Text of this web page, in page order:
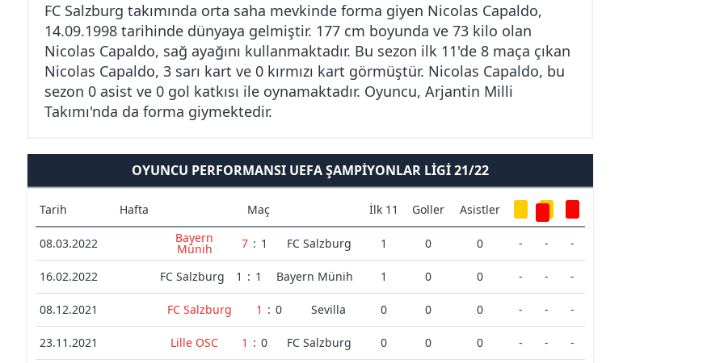
FC Salzburg takımında orta saha mevkinde forma giyen Nicolas Capaldo,
14.09.1998 tarihinde dünyaya gelmiştir. 177 cm boyunda ve 73 kilo olan
Nicolas Capaldo, sağ ayağını kullanmaktadır. Bu sezon ilk 11'de 8 maça çıkan
Nicolas Capaldo, 3 sarı kart ve 0 kırmızı kart görmüştür. Nicolas Capaldo, bu
sezon 0 asist ve 0 gol katkısı ile oynamaktadır. Oyuncu, Arjantin Milli
Takımı'nda da forma giymektedir.
OYUNCU PERFORMANSI UEFA ŞAMPIYONLAR LIGI 21/22
Tarih Hafta Maç İlk 11 Goller Asistler
08.03.2022 Bayern
Münih 7 : 1 FC Salzburg 1 0 0 - - -
16.02.2022 FC Salzburg 1 : 1 Bayern Münih 1 0 0 - - -
08.12.2021 FC Salzburg 1 : 0 Sevilla 0 0 0 - - -
23.11.2021 Lille OSC 1 : 0 FC Salzburg 0 0 0 - - -